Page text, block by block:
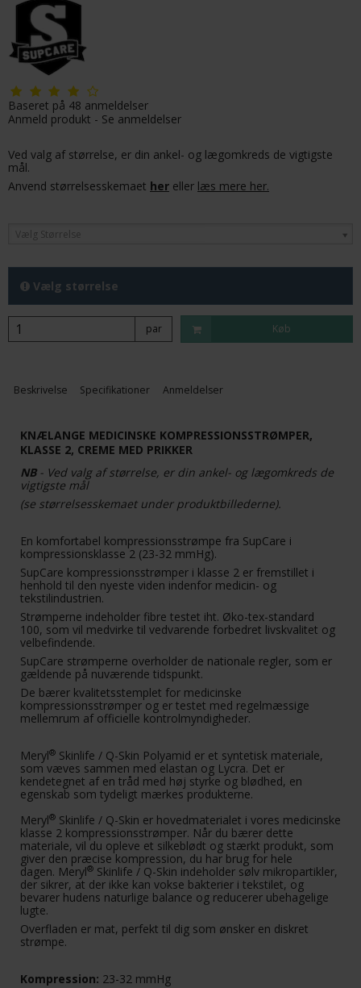
Baseret på 48 anmeldelser
Anmeld produkt - Se anmeldelser
Ved valg af størrelse, er din ankel- og lægomkreds de vigtigste
mål.
Anvend størrelsesskemaet her eller læs mere her.
Vælg Størrelse
Vælg størrelse
par Køb
Beskrivelse Specifikationer Anmeldelser
KNÆLANGE MEDICINSKE KOMPRESSIONSSTRØMPER,
KLASSE 2, CREME MED PRIKKER
NB- Ved valg af størrelse, er din ankel- og lægomkreds de
vigtigste mål
(se størrelsesskemaet under produktbillederne).
En komfortabel kompressionsstrømpe fra SupCare i
kompressionsklasse 2 (23-32 mmHg).
SupCare kompressionsstrømper i klasse 2 er fremstillet i
henhold til den nyeste viden indenfor medicin- og
tekstilindustrien.
Strømperne indeholder fibre testet iht. Øko-tex-standard
100, som vil medvirke til vedvarende forbedret livskvalitet og
velbefindende.
SupCare strømperne overholder de nationale regler, som er
gældende på nuværende tidspunkt.
De bærer kvalitetsstemplet for medicinske
kompressionsstrømper og er testet med regelmæssige
mellemrum af officielle kontrolmyndigheder.
Meryl® Skinlife / Q-Skin Polyamid er et syntetisk materiale,
som væves sammen med elastan og Lycra. Det er
kendetegnet af en tråd med høj styrke og blødhed, en
egenskab som tydeligt mærkes produkterne.
Meryl® Skinlife / Q-Skin er hovedmaterialet i vores medicinske
klasse 2 kompressionsstrømper. Når du bærer dette
materiale, vil du opleve et silkeblødt og stærkt produkt, som
giver den præcise kompression, du har brug for hele
dagen. Meryl® Skinlife / Q-Skin indeholder sølv mikropartikler,
der sikrer, at der ikke kan vokse bakterier i tekstilet, og
bevarer hudens naturlige balance og reducerer ubehagelige
lugte.
Overfladen er mat, perfekt til dig som ønsker en diskret
strømpe.
Kompression: 23-32 mmHg